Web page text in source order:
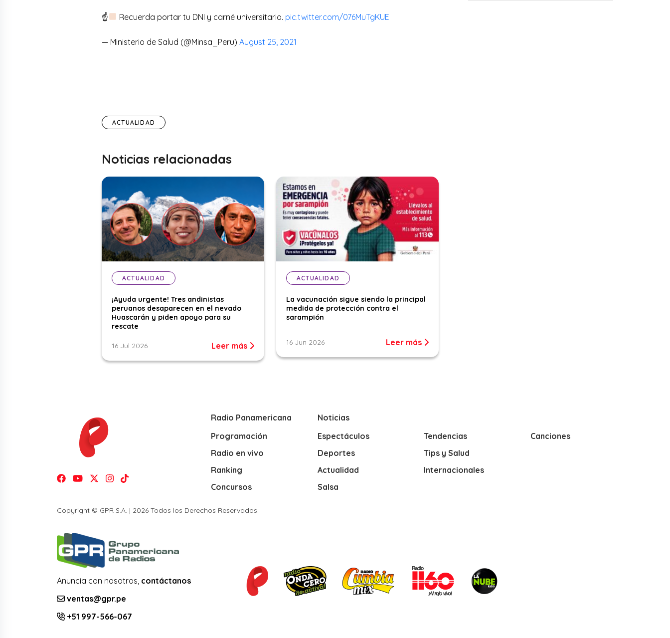
☝ Recuerda portar tu DNI y carné universitario. pic.twitter.com/076MuTgKUE
— Ministerio de Salud (@Minsa_Peru) August 25, 2021
ACTUALIDAD
Noticias relacionadas
ACTUALIDAD
¡Ayuda urgente! Tres andinistas
peruanos desaparecen en el nevado
Huascarán y piden apoyo para su
rescate
16 Jul 2026 Leer más
ACTUALIDAD
La vacunación sigue siendo la principal
medida de protección contra el
sarampión
16 Jun 2026 Leer más
Radio Panamericana
Programación
Radio en vivo
Ranking
Concursos
Noticias
Espectáculos
Deportes
Actualidad
Salsa
Tendencias
Tips y Salud
Internacionales
Canciones
Copyright © GPR S.A. | 2026 Todos los Derechos Reservados.
Anuncia con nosotros, contáctanos
ventas@gpr.pe
+51 997-566-067